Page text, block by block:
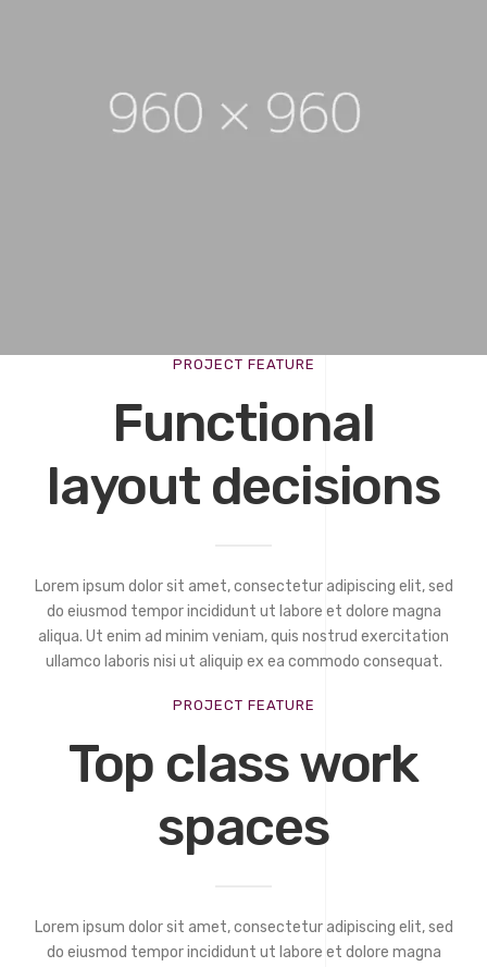
PROJECT FEATURE
Functional
layout decisions
Lorem ipsum dolor sit amet, consectetur adipiscing elit, sed
do eiusmod tempor incididunt ut labore et dolore magna
aliqua. Ut enim ad minim veniam, quis nostrud exercitation
ullamco laboris nisi ut aliquip ex ea commodo consequat.
PROJECT FEATURE
Top class work
spaces
Lorem ipsum dolor sit amet, consectetur adipiscing elit, sed
do eiusmod tempor incididunt ut labore et dolore magna